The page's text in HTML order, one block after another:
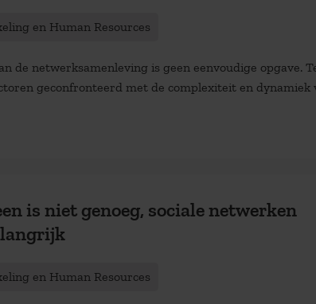
en Human Resources
de netwerksamenleving is geen eenvoudige opgave.
geconfronteerd met de complexiteit en dynamiek
is niet genoeg, sociale netwerken
en Human Resources